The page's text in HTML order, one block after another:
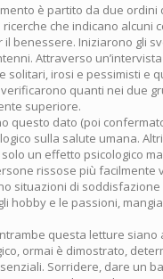
è partito da due
che indicano alcuni
benessere. Iniziarono gli
Attraverso
solitari, irosi e pessimisti e
quanti nei due
superiore.
questo dato (poi
sulla salute umana.
un effetto psicologico
rissose più
situazioni di
hobby e le passioni,
questa letture siano
ormai è dimostrato,
Sorridere, dare un